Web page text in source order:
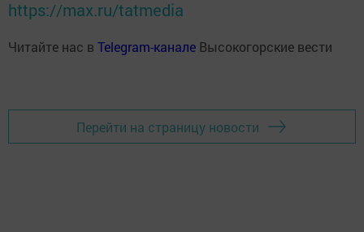
https://max.ru/tatmedia
Читайте нас в Telegram-канале Высокогорские вести
Перейти на страницу новости